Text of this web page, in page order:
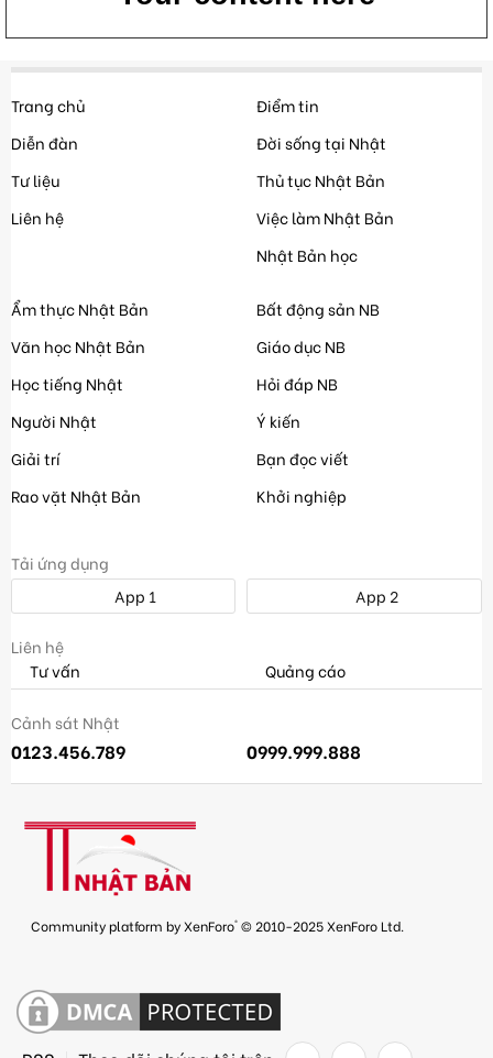
Trang chủ
Diễn đàn
Tư liệu
Liên hệ
Điểm tin
Đời sống tại Nhật
Thủ tục Nhật Bản
Việc làm Nhật Bản
Nhật Bản học
Ẩm thực Nhật Bản
Văn học Nhật Bản
Học tiếng Nhật
Người Nhật
Giải trí
Rao vặt Nhật Bản
Bất động sản NB
Giáo dục NB
Hỏi đáp NB
Ý kiến
Bạn đọc viết
Khởi nghiệp
Tải ứng dụng
App 1
App 2
Liên hệ
Tư vấn
Quảng cáo
Cảnh sát Nhật
0123.456.789 0999.999.888
Community platform by XenForo® © 2010-2025 XenForo Ltd.